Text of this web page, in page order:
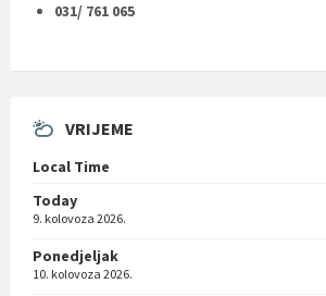
031/ 761 065
VRIJEME
Local Time
Today
9. kolovoza 2026.
Ponedjeljak
10. kolovoza 2026.